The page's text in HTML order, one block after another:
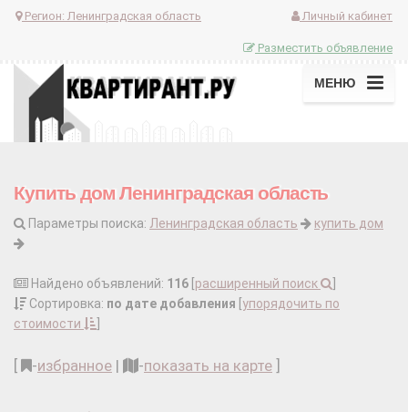
Регион: Ленинградская область Личный кабинет
Разместить объявление
МЕНЮ
Купить дом Ленинградская область
Параметры поиска: Ленинградская область купить дом
Найдено объявлений: 116 расширенный поиск
Сортировка: по дате добавления упорядочить по
стоимости
-избранное | -показать на карте